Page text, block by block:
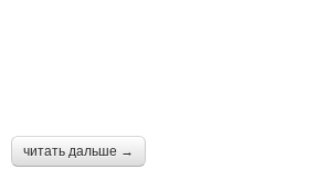
читать дальше →